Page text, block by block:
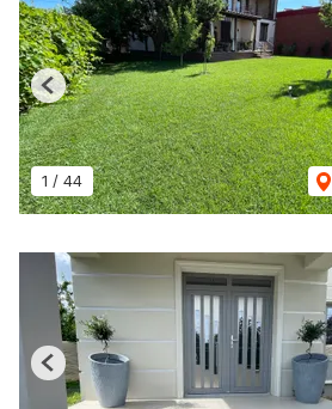
1 / 44
Previous
Previous